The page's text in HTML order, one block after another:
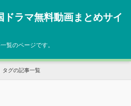
ドラマ無料動画まとめサイ
覧のページです。
タグの記事一覧